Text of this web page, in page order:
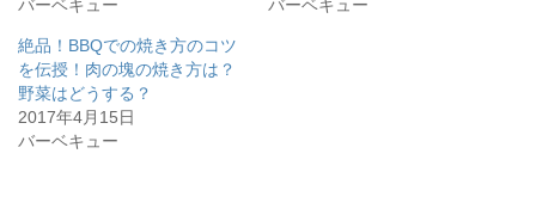
バーベキュー
バーベキュー
絶品！BBQでの焼き方のコツ
を伝授！肉の塊の焼き方は？
野菜はどうする？
2017年4月15日
バーベキュー